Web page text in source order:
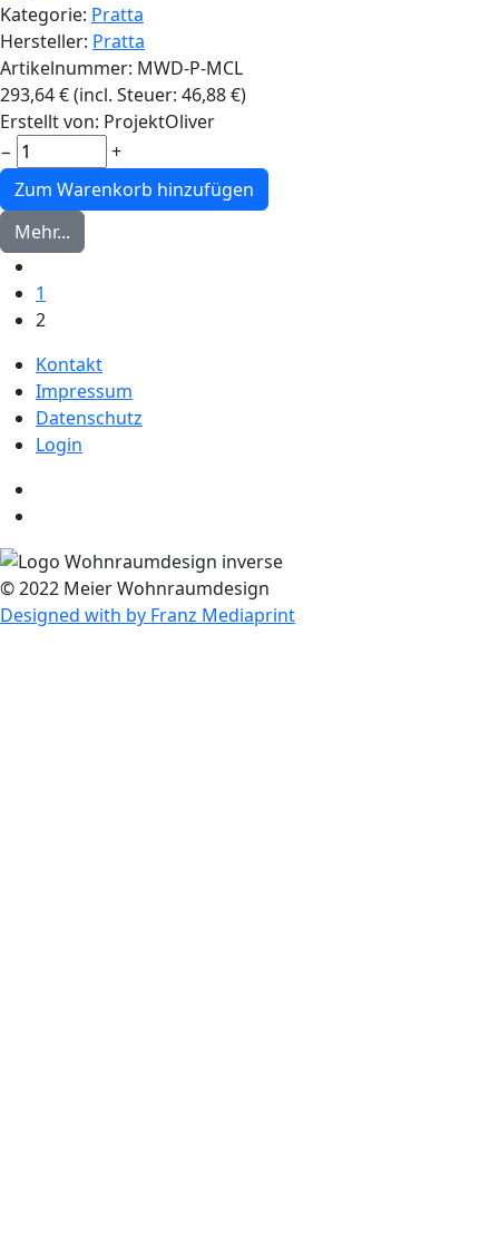
Kategorie: Pratta
Hersteller: Pratta
Artikelnummer: MWD-P-MCL
293,64€(incl. Steuer: 46,88€)
Erstellt von: ProjektOliver
−
+
Mehr...
1
2
Kontakt
Impressum
Datenschutz
Login
© 2022 Meier Wohnraumdesign
Designed with by Franz Mediaprint